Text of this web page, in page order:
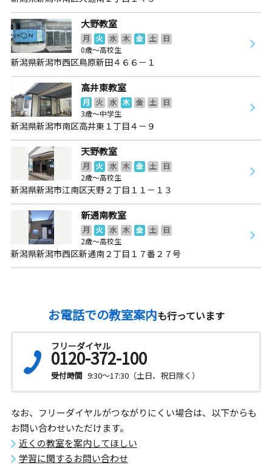
大野教室
月 火 水 木 金 土
日
0歳～高校生
新潟県新潟市西区鳥原新田４６６－１
高井東教室
月 火 水 木 金 土
日
3歳～中学生
新潟県新潟市南区高井東１丁目４－９
天野教室
月 火 水 木 金 土
日
2歳～高校生
新潟県新潟市江南区天野２丁目１１－１３
新通南教室
月 火 水 木 金 土
日
2歳～高校生
新潟県新潟市西区新通南２丁目１７番２７号
お電話での教室案内も行っています
フリーダイヤル
0120-372-100
受付時間 9:30～17:30（土日、祝日除く）
なお、フリーダイヤルがつながりにくい場合は、以下からも
お問い合わせいただけます。
近くの教室を案内してほしい
学習に関するお問い合わせ